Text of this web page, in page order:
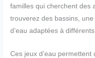
familles qui cherchent des
trouverez des bassins,
d’eau adaptées à
Ces jeux d’eau